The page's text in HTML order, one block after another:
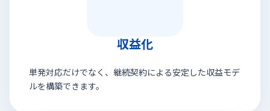
収益化
単発対応だけでなく、継続契約による安定した収益モデ
ルを構築できます。